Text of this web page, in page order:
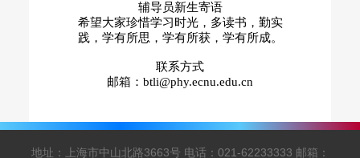
辅导员新生寄语
希望大家珍惜学习时光，多读书，勤实
践，学有所思，学有所获，学有所成。
联系方式
邮箱：btli@phy.ecnu.edu.cn
地址：上海市中山北路3663号 电话：021-62233333 邮箱：